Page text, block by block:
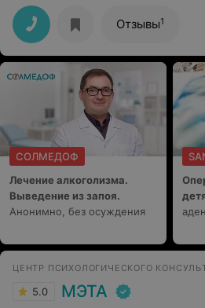
научиться, и оно того стоит.
их опыт и поддержку, отдельное
Владимиру за прямоту и
иначе. Трезв более двух лет и не
же интересно жить так.
Отзывы1
СОЛМЕДОФ
Лечение алкоголизма.
Выведение из запоя.
Анонимно, без осуждения
ЦЕНТР ПСИХОЛОГИЧЕСКОГО
5.0 МЭТА